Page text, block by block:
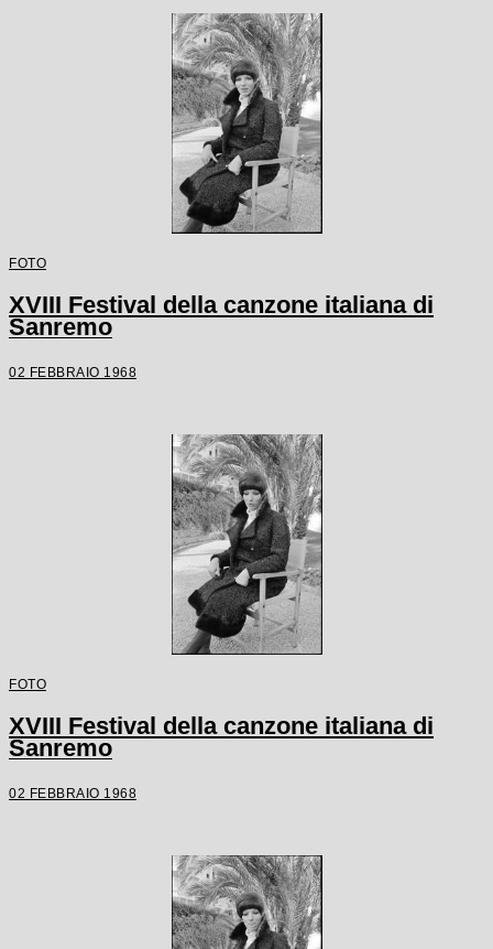
FOTO
XVIII Festival della canzone italiana di
Sanremo
02 FEBBRAIO 1968
FOTO
XVIII Festival della canzone italiana di
Sanremo
02 FEBBRAIO 1968